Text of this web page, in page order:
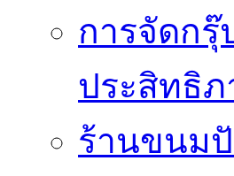
การจัดก
ประสิทธิภ
ร้านขนม